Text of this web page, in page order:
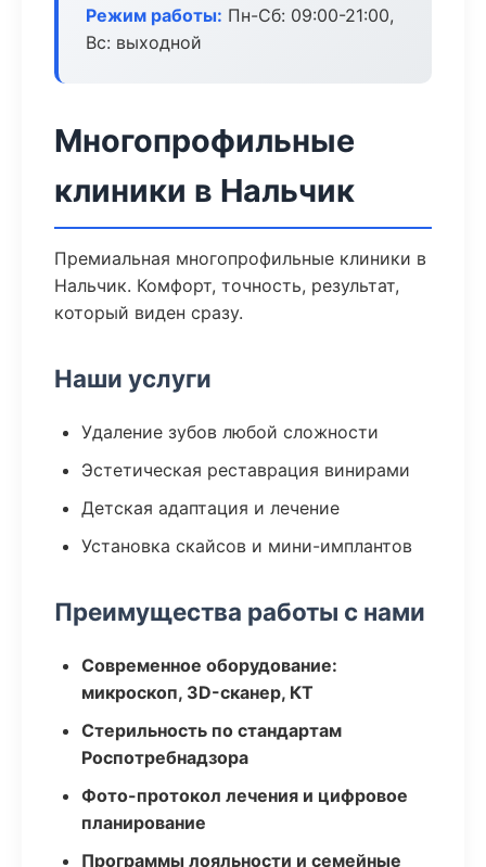
Режим работы: Пн-Сб: 09:00-21:00,
Вс: выходной
Многопрофильные
клиники в Нальчик
Премиальная многопрофильные клиники в
Нальчик. Комфорт, точность, результат,
который виден сразу.
Наши услуги
Удаление зубов любой сложности
Эстетическая реставрация винирами
Детская адаптация и лечение
Установка скайсов и мини-имплантов
Преимущества работы с нами
Современное оборудование:
микроскоп, 3D-сканер, КТ
Стерильность по стандартам
Роспотребнадзора
Фото-протокол лечения и цифровое
планирование
Программы лояльности и семейные